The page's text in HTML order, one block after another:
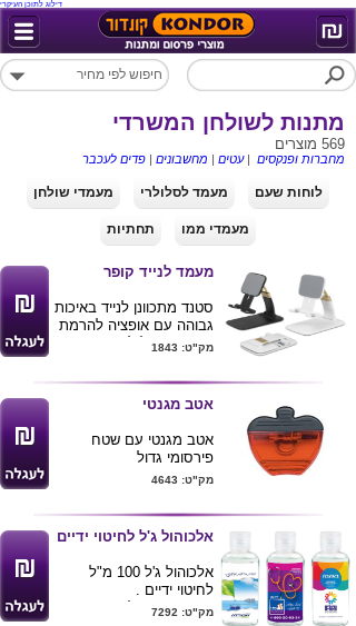
דילוג לתוכן העיקרי
מתנות לשולחן המשרדי
569 מוצרים
מחברות ופנקסים |עטים | מחשבונים | פדים לעכבר
לוחות שעם מעמד לסלולרי מעמדי שולחן
מעמדי ממו תחתיות
מעמד לנייד קופר
סטנד מתכוונן לנייד באיכות
גבוהה עם אופציה להרמת
גובה , קיפול למצב שטוח
מגיע בצבעים שחור / לבן
בשילוב זהב . מידות
:12.5X7.5X2.5 ס"מ
ניתן להדפיס לוגו ע"ג
המוצר .
מק"ט: 1843
אטב מגנטי
אטב מגנטי עם שטח
פירסומי גדול
מידות: 7*7 ס"מ
מק"ט: 4643
אלכוהול ג'ל לחיטוי ידיים
אלכוהול ג'ל 100 מ"ל
לחיטוי ידיים .
מיתוג צבע מלא היקפי
מק"ט: 7292